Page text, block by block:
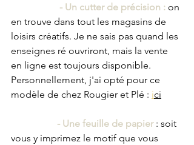
- Un cutter de précision : on
en trouve dans tout les magasins de
loisirs créatifs. Je ne sais pas quand les
enseignes ré ouvriront, mais la vente
en ligne est toujours disponible.
Personnellement, j'ai opté pour ce
modèle de chez Rougier et Plé : ici
- Une feuille de papier : soit
vous y imprimez le motif que vous